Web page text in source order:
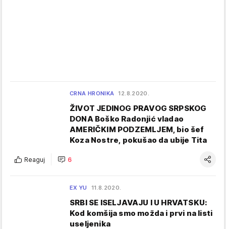
CRNA HRONIKA 12.8.2020.
ŽIVOT JEDINOG PRAVOG SRPSKOG
DONA Boško Radonjić vladao
AMERIČKIM PODZEMLJEM, bio šef
Koza Nostre, pokušao da ubije Tita
Reaguj 6
EX YU 11.8.2020.
SRBI SE ISELJAVAJU I U HRVATSKU:
Kod komšija smo možda i prvi na listi
useljenika